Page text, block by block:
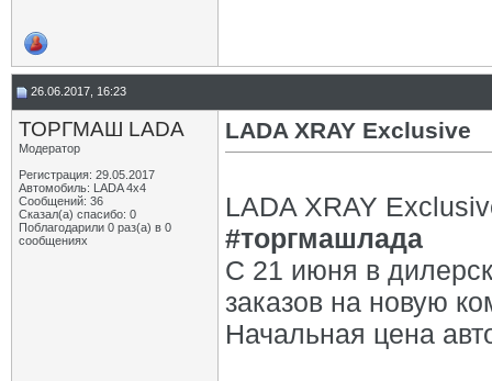
26.06.2017, 16:23
ТОРГМАШ LADA
Модератор
Регистрация: 29.05.2017
Автомобиль: LADA 4x4
Сообщений: 36
Сказал(а) спасибо: 0
Поблагодарили 0 раз(а) в 0
сообщениях
LADA XRAY Exclusive
LADA XRAY
#торгмашлада
С 21 июня в
заказов на новую
Начальная цена